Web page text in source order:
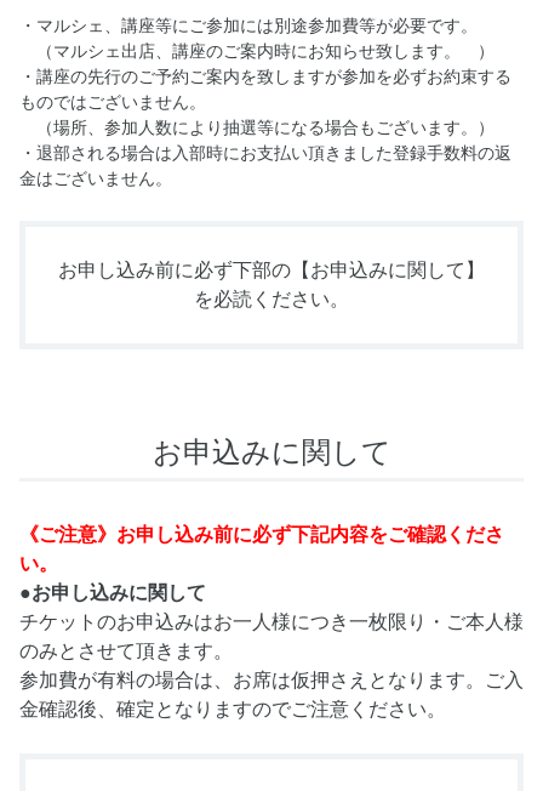
・マルシェ、講座等にご参加には別途参加費等が必要です。
（マルシェ出店、講座のご案内時にお知らせ致します。 ）
・講座の先行のご予約ご案内を致しますが参加を必ずお約束する
ものではございません。
（場所、参加人数により抽選等になる場合もございます。）
・退部される場合は入部時にお支払い頂きました登録手数料の返
金はございません。
お申し込み前に必ず下部の 【お申込みに関して】
を必読ください。
お申込みに関して
《ご注意》お申し込み前に必ず下記内容をご確認くださ
い。
●お申し込みに関して
チケットのお申込みはお一人様につき一枚限り・ご本人様
のみとさせて頂きます。
参加費が有料の場合は、お席は仮押さえとなります。ご入
金確認後、確定となりますのでご注意ください。